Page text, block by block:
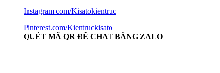
Instagram.com/Kisatokientruc
Pinterest.com/Kientruckisato
QUÉT MÃ QR ĐỂ CHAT BẰNG ZALO